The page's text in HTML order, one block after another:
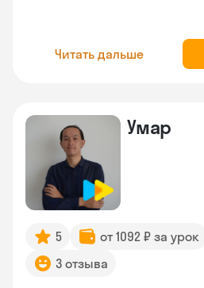
Читать дальше
Умар
5 от 1092 ₽ за урок
3 отзыва